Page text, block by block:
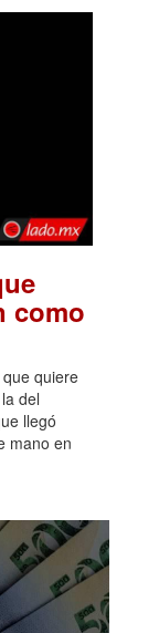
como
quiere
del
llegó
mano en